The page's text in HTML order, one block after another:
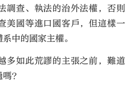
調查、執法的治外法權，否則
美國等進口國客戶，但這樣一
中的國家主權。
多如此荒謬的主張之前，難道
？